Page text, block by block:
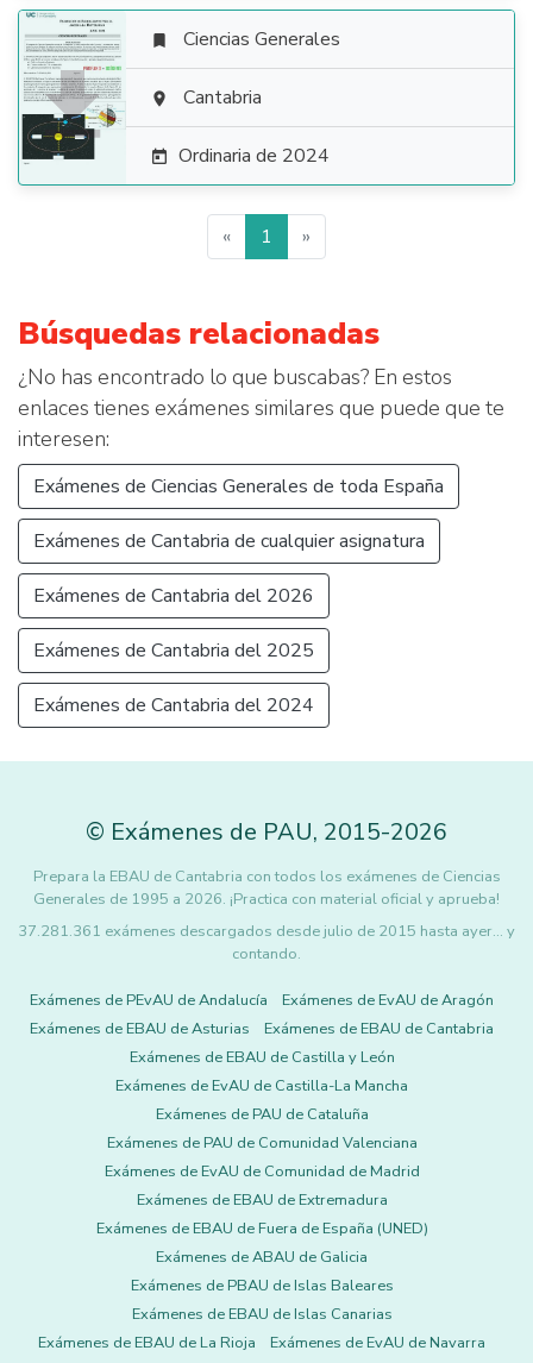

 Ciencias Generales
 Cantabria
 Ordinaria de 2024
« 1 »
Búsquedas relacionadas
¿No has encontrado lo que buscabas? En estos
enlaces tienes exámenes similares que puede que te
interesen:
Exámenes de Ciencias Generales de toda España
Exámenes de Cantabria de cualquier asignatura
Exámenes de Cantabria del 2026
Exámenes de Cantabria del 2025
Exámenes de Cantabria del 2024
© Exámenes de PAU, 2015-2026
Prepara la EBAU de Cantabria con todos los exámenes de Ciencias
Generales de 1995 a 2026. ¡Practica con material oficial y aprueba!
37.281.361 exámenes descargados desde julio de 2015 hasta ayer... y
contando.
Exámenes de PEvAU de Andalucía
Exámenes de EvAU de Aragón
Exámenes de EBAU de Asturias
Exámenes de EBAU de Cantabria
Exámenes de EBAU de Castilla y León
Exámenes de EvAU de Castilla-La Mancha
Exámenes de PAU de Cataluña
Exámenes de PAU de Comunidad Valenciana
Exámenes de EvAU de Comunidad de Madrid
Exámenes de EBAU de Extremadura
Exámenes de EBAU de Fuera de España (UNED)
Exámenes de ABAU de Galicia
Exámenes de PBAU de Islas Baleares
Exámenes de EBAU de Islas Canarias
Exámenes de EBAU de La Rioja
Exámenes de EvAU de Navarra